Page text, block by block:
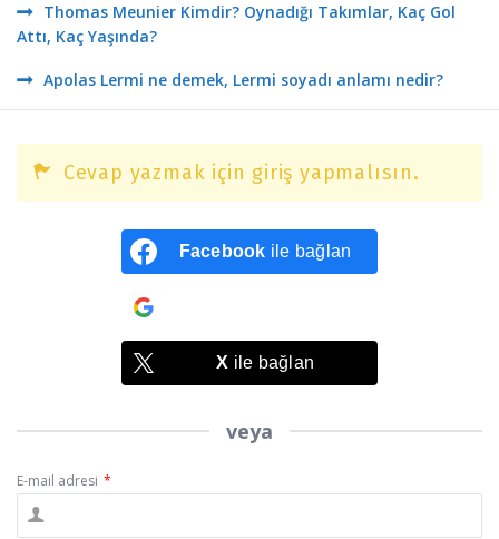
Thomas Meunier Kimdir? Oynadığı Takımlar, Kaç Gol
Attı, Kaç Yaşında?
Apolas Lermi ne demek, Lermi soyadı anlamı nedir?
Cevap yazmak için giriş yapmalısın.
Facebook ile bağlan
X ile bağlan
veya
E-mail adresi *